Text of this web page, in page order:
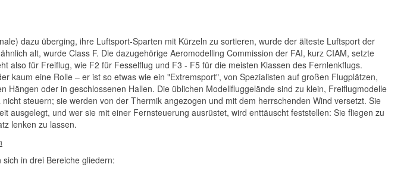
dazu überging, ihre Luftsport-Sparten mit Kürzeln zu sortieren, wurde der älteste Luftsport der
alt, wurde Class F. Die dazugehörige Aeromodelling Commission der FAI, kurz CIAM, setzte
also für Freiflug, wie F2 für Fesselflug und F3 - F5 für die meisten Klassen des Fernlenkflugs.
kaum eine Rolle – er ist so etwas wie ein "Extremsport", von Spezialisten auf großen Flugplätzen,
Hängen oder in geschlossenen Hallen. Die üblichen Modellfluggelände sind zu klein, Freiflugmodelle
steuern; sie werden von der Thermik angezogen und mit dem herrschenden Wind versetzt. Sie
ausgelegt, und wer sie mit einer Fernsteuerung ausrüstet, wird enttäuscht feststellen: Sie fliegen zu
lenken zu lassen.
in drei Bereiche gliedern: